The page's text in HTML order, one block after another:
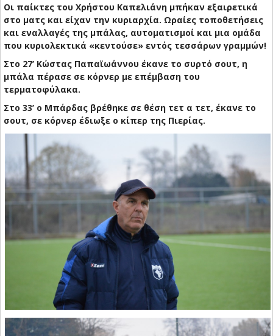
Οι παίκτες του Χρήστου Καπελιάνη μπήκαν εξαιρετικά
στο ματς και είχαν την κυριαρχία. Ωραίες τοποθετήσεις
και εναλλαγές της μπάλας, αυτοματισμοί και μια ομάδα
που κυριολεκτικά «κεντούσε» εντός τεσσάρων γραμμών!
Στο 27’ Κώστας Παπαϊωάννου έκανε το συρτό σουτ, η
μπάλα πέρασε σε κόρνερ με επέμβαση του
τερματοφύλακα.
Στο 33’ ο Μπάρδας βρέθηκε σε θέση τετ α τετ, έκανε το
σουτ, σε κόρνερ έδιωξε ο κίπερ της Πιερίας.